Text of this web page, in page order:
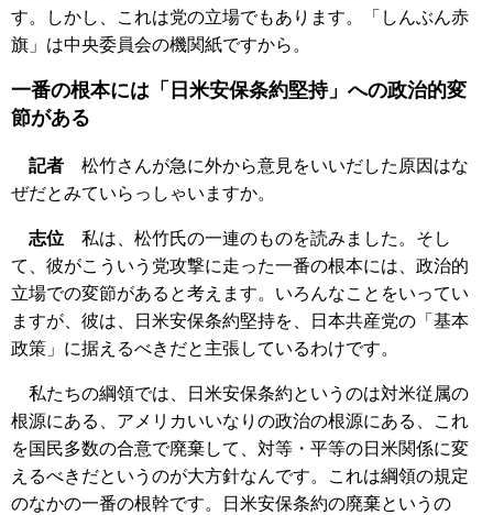
す。しかし、これは党の立場でもあります。「しんぶん赤
旗」は中央委員会の機関紙ですから。
一番の根本には「日米安保条約堅持」への政治的変
節がある
記者 松竹さんが急に外から意見をいいだした原因はな
ぜだとみていらっしゃいますか。
志位 私は、松竹氏の一連のものを読みました。そし
て、彼がこういう党攻撃に走った一番の根本には、政治的
立場での変節があると考えます。いろんなことをいってい
ますが、彼は、日米安保条約堅持を、日本共産党の「基本
政策」に据えるべきだと主張しているわけです。
私たちの綱領では、日米安保条約というのは対米従属の
根源にある、アメリカいいなりの政治の根源にある、これ
を国民多数の合意で廃棄して、対等・平等の日米関係に変
えるべきだというのが大方針なんです。これは綱領の規定
のなかの一番の根幹です。日米安保条約の廃棄というの